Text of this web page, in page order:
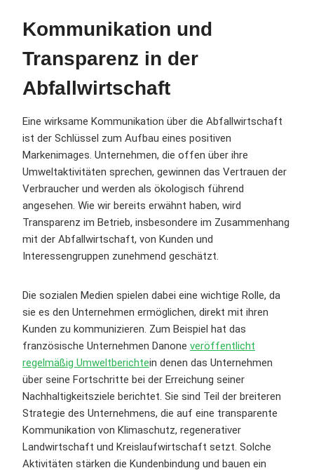
Kommunikation und
Transparenz in der
Abfallwirtschaft
Eine wirksame Kommunikation über die Abfallwirtschaft
ist der Schlüssel zum Aufbau eines positiven
Markenimages. Unternehmen, die offen über ihre
Umweltaktivitäten sprechen, gewinnen das Vertrauen der
Verbraucher und werden als ökologisch führend
angesehen. Wie wir bereits erwähnt haben, wird
Transparenz im Betrieb, insbesondere im Zusammenhang
mit der Abfallwirtschaft, von Kunden und
Interessengruppen zunehmend geschätzt.
Die sozialen Medien spielen dabei eine wichtige Rolle, da
sie es den Unternehmen ermöglichen, direkt mit ihren
Kunden zu kommunizieren. Zum Beispiel hat das
französische Unternehmen Danone veröffentlicht
regelmäßig Umweltberichtein denen das Unternehmen
über seine Fortschritte bei der Erreichung seiner
Nachhaltigkeitsziele berichtet. Sie sind Teil der breiteren
Strategie des Unternehmens, die auf eine transparente
Kommunikation von Klimaschutz, regenerativer
Landwirtschaft und Kreislaufwirtschaft setzt. Solche
Aktivitäten stärken die Kundenbindung und bauen ein